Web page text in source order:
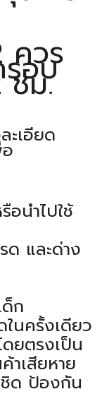
ควร
รอบ
ชม.
ะเอียด
นำไปใช้
ด และด่าง
ก
ในครั้งเดียว
ยตรงเป็น
าเสียหาย
ด ป้องกัน